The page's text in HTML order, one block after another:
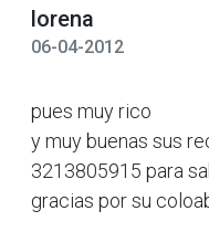
lorena
06-04-2012
pues muy rico
y muy buenas sus
3213805915 para
gracias por su